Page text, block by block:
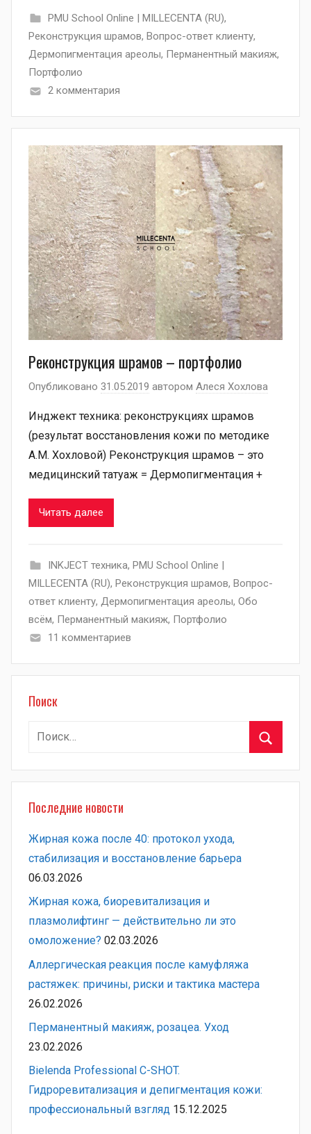
PMU School Online | MILLECENTA (RU),
Pеконструкция шрамов, Вопрос-ответ клиенту,
Дермопигментация ареолы, Перманентный макияж,
Портфолио
2 комментария
Реконструкция шрамов – портфолио
Опубликовано 31.05.2019 автором Алеся Хохлова
Инджект техника: реконструкциях шрамов
(результат восстановления кожи по методике
А.М. Хохловой) Реконструкция шрамов – это
медицинский татуаж = Дермопигментация +
Читать далее
INKJECT техника, PMU School Online |
MILLECENTA (RU), Pеконструкция шрамов, Вопрос-
ответ клиенту, Дермопигментация ареолы, Обо
всём, Перманентный макияж, Портфолио
11 комментариев
Поиск
Найти:
Последние новости
Жирная кожа после 40: протокол ухода,
стабилизация и восстановление барьера
06.03.2026
Жирная кожа, биоревитализация и
плазмолифтинг — действительно ли это
омоложение? 02.03.2026
Аллергическая реакция после камуфляжа
растяжек: причины, риски и тактика мастера
26.02.2026
Перманентный макияж, розацеа. Уход
23.02.2026
Bielenda Professional C-SHOT.
Гидроревитализация и депигментация кожи:
профессиональный взгляд 15.12.2025